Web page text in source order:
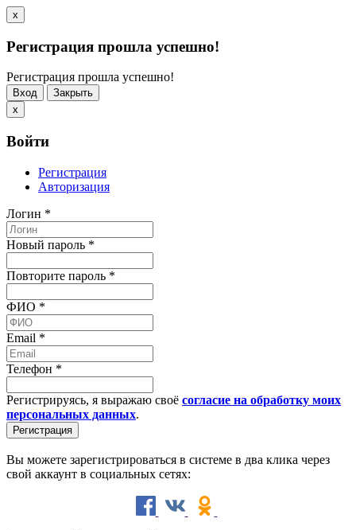
x
Регистрация прошла успешно!
Регистрация прошла успешно!
Вход
Закрыть
x
Войти
Регистрация
Авторизация
Логин *
Новый пароль *
Повторите пароль *
ФИО *
Email *
Телефон *
Регистрируясь, я выражаю своё согласие на обработку моих
персональных данных.
Вы можете зарегистрироваться в системе в два клика через
свой аккаунт в социальных сетях: